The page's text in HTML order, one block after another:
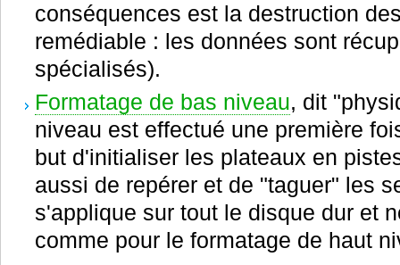
conséquences est la destruction
remédiable : les données sont
spécialisés).
Formatage de bas niveau, dit
niveau est effectué une première
but d'initialiser les plateaux en
aussi de repérer et de "taguer" les
s'applique sur tout le disque dur et
comme pour le formatage de haut